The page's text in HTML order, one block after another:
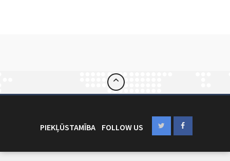
PIEKĻŪSTAMĪBA FOLLOW US